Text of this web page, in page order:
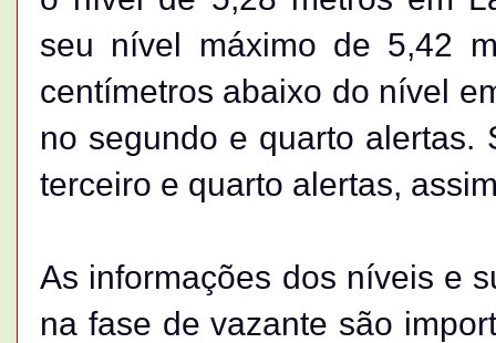
seu nível máximo de 5,42
centímetros abaixo do nível
no segundo e quarto alertas.
terceiro e quarto alertas,
As informações dos níveis e
na fase de vazante são